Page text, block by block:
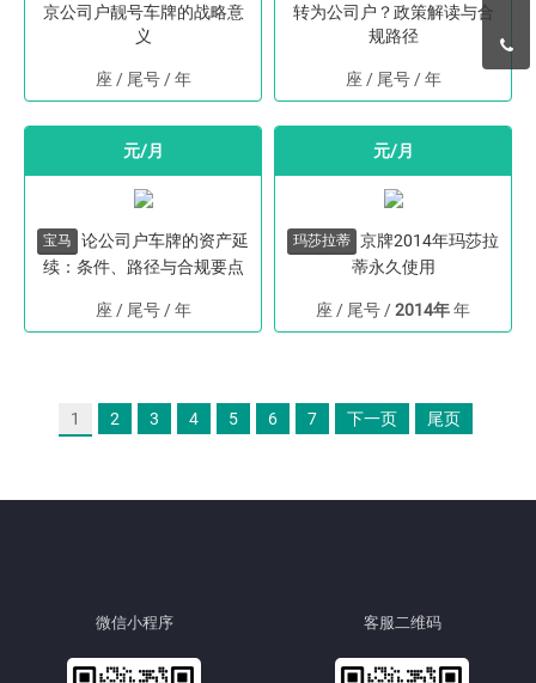
京公司户靓号车牌的战略意
义
座 / 尾号 /年
转为公司户？政策解读与合
规路径
座 / 尾号 /年
元/月
宝马
论公司户车牌的资产延
续：条件、路径与合规要点
座 / 尾号 /年
元/月
玛莎拉蒂 京牌2014年玛莎拉
蒂永久使用
座 / 尾号 /2014年年
1 2 3 4 5 6 7 下一页 尾页
微信小程序 客服二维码